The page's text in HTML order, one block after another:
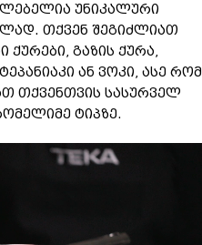
უნიკალური
თქვენ შეგიძლიათ
ქურები, გაზის ქურა,
ან ვოკი, ასე რომ
თქვენთვის სასურველ
ტიპზე.